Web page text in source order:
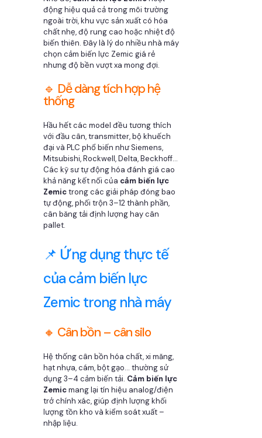
động hiệu quả cả trong môi trường
ngoài trời, khu vực sản xuất có hóa
chất nhẹ, độ rung cao hoặc nhiệt độ
biến thiên. Đây là lý do nhiều nhà máy
chọn cảm biến lực Zemic giá rẻ
nhưng độ bền vượt xa mong đợi.
🔹 Dễ dàng tích hợp hệ
thống
Hầu hết các model đều tương thích
với đầu cân, transmitter, bộ khuếch
đại và PLC phổ biến như Siemens,
Mitsubishi, Rockwell, Delta, Beckhoff…
Các kỹ sư tự động hóa đánh giá cao
khả năng kết nối của cảm biến lực
Zemictrong các giải pháp đóng bao
tự động, phối trộn 3–12 thành phần,
cân băng tải định lượng hay cân
pallet.
📌 Ứng dụng thực tế
của cảm biến lực
Zemic trong nhà máy
🔸 Cân bồn – cân silo
Hệ thống cân bồn hóa chất, xi măng,
hạt nhựa, cám, bột gạo… thường sử
dụng 3–4 cảm biến tải. Cảm biến lực
Zemicmang lại tín hiệu analog/điện
trở chính xác, giúp định lượng khối
lượng tồn kho và kiểm soát xuất –
nhập liệu.